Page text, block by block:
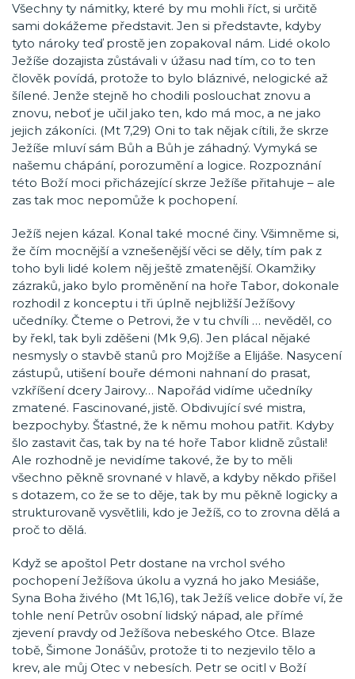
Všechny ty námitky, které by mu mohli říct, si určitě
sami dokážeme představit. Jen si představte, kdyby
tyto nároky teď prostě jen zopakoval nám. Lidé okolo
Ježíše dozajista zůstávali v úžasu nad tím, co to ten
člověk povídá, protože to bylo bláznivé, nelogické až
šílené. Jenže stejně ho chodili poslouchat znovu a
znovu, neboť je učil jako ten, kdo má moc, a ne jako
jejich zákoníci. (Mt 7,29) Oni to tak nějak cítili, že skrze
Ježíše mluví sám Bůh a Bůh je záhadný. Vymyká se
našemu chápání, porozumění a logice. Rozpoznání
této Boží moci přicházející skrze Ježíše přitahuje – ale
zas tak moc nepomůže k pochopení.
Ježíš nejen kázal. Konal také mocné činy. Všimněme si,
že čím mocnější a vznešenější věci se děly, tím pak z
toho byli lidé kolem něj ještě zmatenější. Okamžiky
zázraků, jako bylo proměnění na hoře Tabor, dokonale
rozhodil z konceptu i tři úplně nejbližší Ježíšovy
učedníky. Čteme o Petrovi, že v tu chvíli … nevěděl, co
by řekl, tak byli zděšeni (Mk 9,6). Jen plácal nějaké
nesmysly o stavbě stanů pro Mojžíše a Elijáše. Nasycení
zástupů, utišení bouře démoni nahnaní do prasat,
vzkříšení dcery Jairovy… Napořád vidíme učedníky
zmatené. Fascinované, jistě. Obdivující své mistra,
bezpochyby. Šťastné, že k němu mohou patřit. Kdyby
šlo zastavit čas, tak by na té hoře Tabor klidně zůstali!
Ale rozhodně je nevidíme takové, že by to měli
všechno pěkně srovnané v hlavě, a kdyby někdo přišel
s dotazem, co že se to děje, tak by mu pěkně logicky a
strukturovaně vysvětlili, kdo je Ježíš, co to zrovna dělá a
proč to dělá.
Když se apoštol Petr dostane na vrchol svého
pochopení Ježíšova úkolu a vyzná ho jako Mesiáše,
Syna Boha živého (Mt 16,16), tak Ježíš velice dobře ví, že
tohle není Petrův osobní lidský nápad, ale přímé
zjevení pravdy od Ježíšova nebeského Otce. Blaze
tobě, Šimone Jonášův, protože ti to nezjevilo tělo a
krev, ale můj Otec v nebesích. Petr se ocitl v Boží